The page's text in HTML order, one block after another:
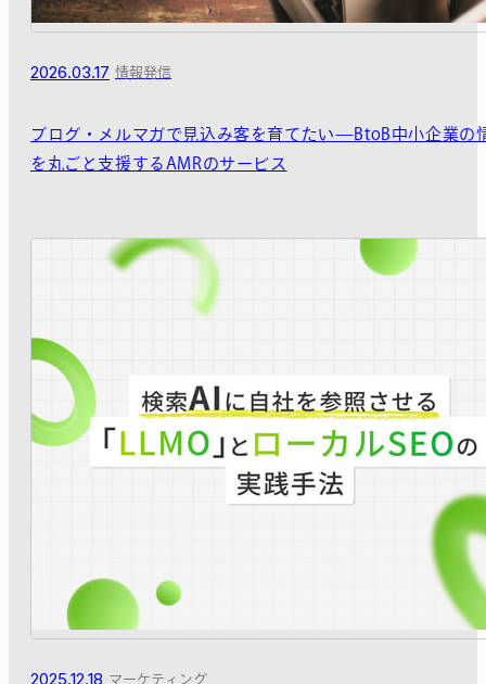
2026.03.17 情報発信
ブログ・メルマガで見込み客を育てたい—BtoB中小企業の
を丸ごと支援するAMRのサービス
2025.12.18 マーケティング